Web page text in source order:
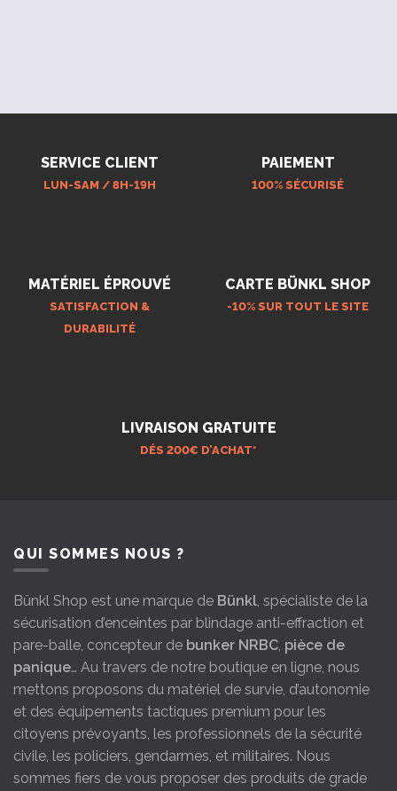
SERVICE CLIENT
LUN-SAM / 8H-19H
PAIEMENT
100% SÉCURISÉ
MATÉRIEL ÉPROUVÉ
SATISFACTION &
DURABILITÉ
CARTE BÜNKL SHOP
-10% SUR TOUT LE SITE
LIVRAISON GRATUITE
DÉS 200€ D’ACHAT*
QUI SOMMES NOUS ?
Bünkl Shop est une marque de Bünkl, spécialiste de la
sécurisation d’enceintes par blindage anti-effraction et
pare-balle, concepteur de bunker NRBC, pièce de
panique… Au travers de notre boutique en ligne, nous
mettons proposons du matériel de survie, d’autonomie
et des équipements tactiques premium pour les
citoyens prévoyants, les professionnels de la sécurité
civile, les policiers, gendarmes, et militaires. Nous
sommes fiers de vous proposer des produits de grade